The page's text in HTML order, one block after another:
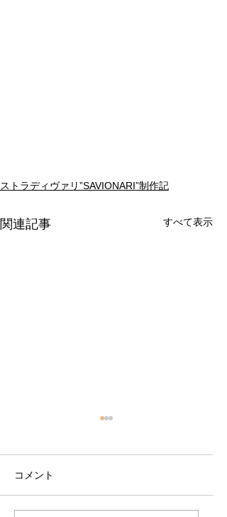
ストラディヴァリ”SAVIONARI”制作記
関連記事 すべて表示
コメント